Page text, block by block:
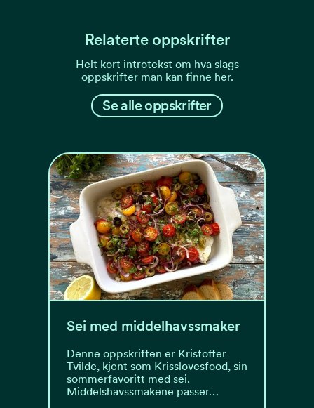
Relaterte oppskrifter
Helt kort introtekst om hva slags
oppskrifter man kan finne her.
Se alle oppskrifter
Sei med middelhavssmaker
Denne oppskriften er Kristoffer
Tvilde, kjent som Krisslovesfood, sin
sommerfavoritt med sei.
Middelshavssmakene passer…